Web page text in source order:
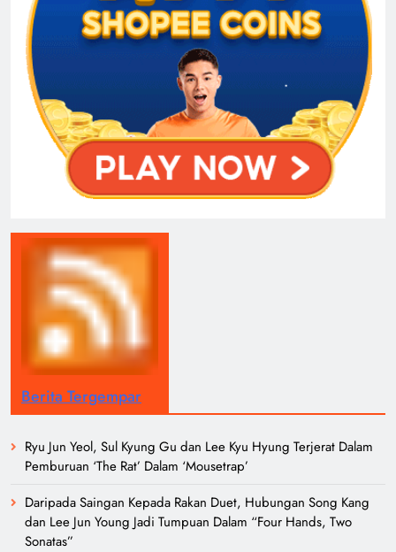
Berita Tergempar
Ryu Jun Yeol, Sul Kyung Gu dan Lee Kyu Hyung Terjerat Dalam
Pemburuan ‘The Rat’ Dalam ‘Mousetrap’
Daripada Saingan Kepada Rakan Duet, Hubungan Song Kang
dan Lee Jun Young Jadi Tumpuan Dalam “Four Hands, Two
Sonatas”